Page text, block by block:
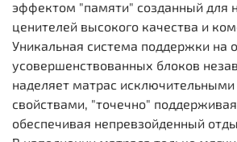
эффектом "памяти" созданный для
ценителей высокого качества и
Уникальная система поддержки на
усовершенствованных блоков
наделяет матрас
свойствами, "точечно"
обеспечивая непревзойденный